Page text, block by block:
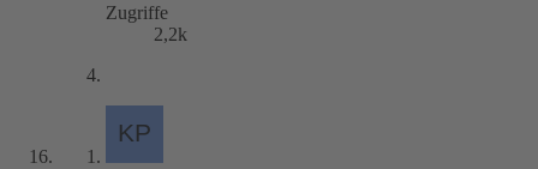
Zugriffe
2,2k